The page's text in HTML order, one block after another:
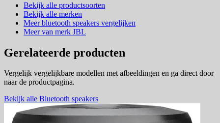
Bekijk alle productsoorten
Bekijk alle merken
Meer bluetooth speakers vergelijken
Meer van merk JBL
Gerelateerde producten
Vergelijk vergelijkbare modellen met afbeeldingen en ga direct door
naar de productpagina.
Bekijk alle Bluetooth speakers